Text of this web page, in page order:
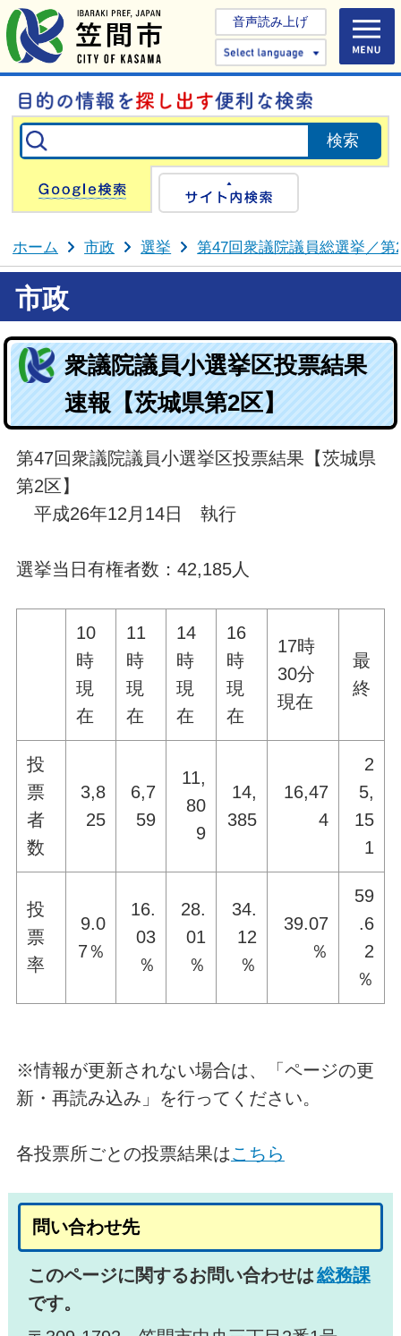
音声読み上げ
Select
Google検索
ホーム 市政 選挙 第47回衆議院議員総選挙／
市政
衆議院議員小選挙区投票結果
速報【茨城県第2区】
第47回衆議院議員小選挙区投票結果【茨城県
第2区】
平成26年12月14日 執行
選挙当日有権者数：42,185人
10
時
現
在
11
時
現
在
14
時
現
在
16
時
現
在
17時
30分
現在
最
終
投
票
者
数
3,8
25
6,7
59
11,
80
9
14,
385
16,47
4
2
5,
15
1
投
票
率
9.0
7％
16.
03
％
28.
01
％
34.
12
％
39.07
％
59
.6
2
％
※情報が更新されない場合は、「ページの更
新・再読み込み」を行ってください。
各投票所ごとの投票結果はこちら
問い合わせ先
このページに関するお問い合わせは総務課
です。